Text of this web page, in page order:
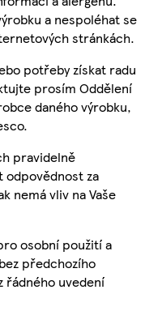
a nespoléhat se
stránkách.
potřeby získat radu
prosím Oddělení
daného výrobku,
pravidelně
odpovědnost za
nemá vliv na Vaše
osobní použití a
předchozího
řádného uvedení